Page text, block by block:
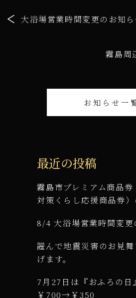
大浴場営業時間変更のお知ら
霧島周
お知らせ一
最近の投稿
霧島市プレミアム商品券
対策くらし応援商品券）
8/4 大浴場営業時間変更
謹んで地震災害のお見
げます。
7月27日は『おふろの日
￥700→￥350